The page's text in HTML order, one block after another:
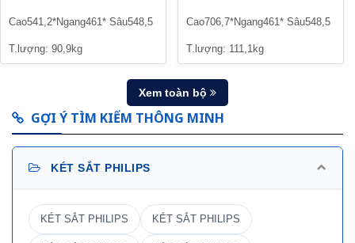
Cao541,2*Ngang461* Sâu548,5
T.lượng: 90,9kg
Cao706,7*Ngang461* Sâu548,5
T.lượng: 111,1kg
Xem toàn bộ
GỢI Ý TÌM KIẾM THÔNG MINH
KÉT SẮT PHILIPS
KÉT SẮT PHILIPS KÉT SẮT PHILIPS